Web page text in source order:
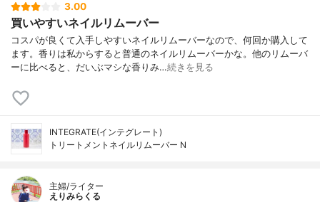
3.00
買いやすいネイルリムーバー
コスパが良くて入手しやすいネイルリムーバーなので、何回か購入して
ます。香りは私からすると普通のネイルリムーバーかな。他のリムーバ
ーに比べると、だいぶマシな香りみ…続きを見る
INTEGRATE(インテグレート)
トリートメントネイルリムーバー N
主婦/ライター
えりみらくる